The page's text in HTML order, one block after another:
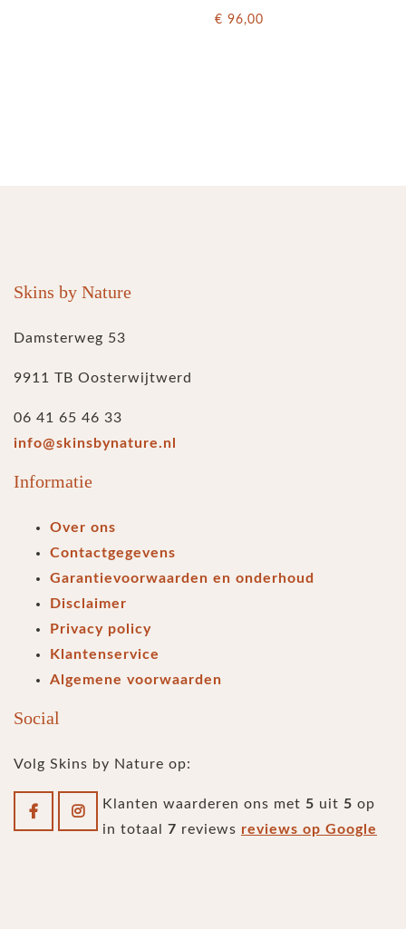
€ 96,00
Skins by Nature
Damsterweg 53
9911 TB Oosterwijtwerd
06 41 65 46 33
info@skinsbynature.nl
Informatie
Over ons
Contactgegevens
Garantievoorwaarden en onderhoud
Disclaimer
Privacy policy
Klantenservice
Algemene voorwaarden
Social
Volg Skins by Nature op:
Klanten waarderen ons met 5 uit 5 op
in totaal 7 reviews reviews op Google